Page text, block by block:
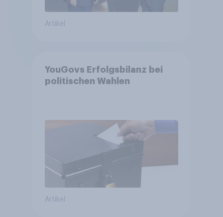
Artikel
YouGovs Erfolgsbilanz bei
politischen Wahlen
Artikel